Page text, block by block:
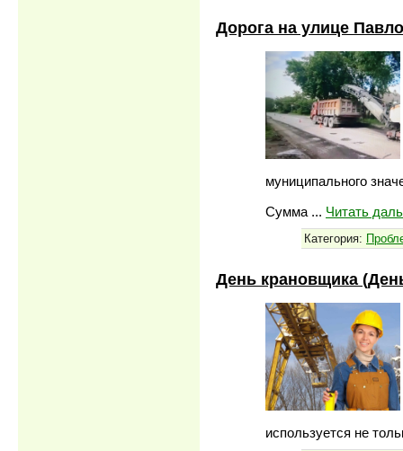
Дорога на улице
муниципального
Сумма ... Читать
Категория:
День крановщика
используется не